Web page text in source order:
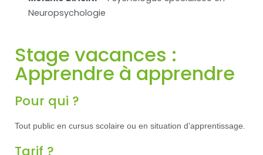
Neuropsychologie
Stage vacances :
Apprendre à apprendre
Pour qui ?
Tout public en cursus scolaire ou en situation d’apprentissage.
Tarif ?